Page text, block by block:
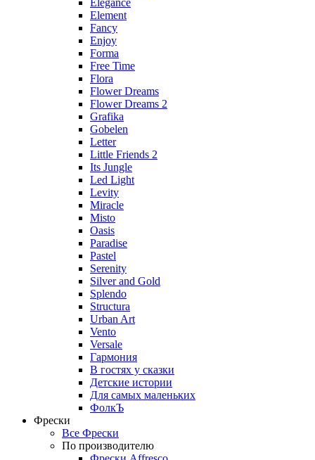
Elegance
Element
Fancy
Enjoy
Forma
Free Time
Flora
Flower Dreams
Flower Dreams 2
Grafika
Gobelen
Letter
Little Friends 2
Its Jungle
Led Light
Levity
Miracle
Misto
Oasis
Paradise
Pastel
Serenity
Silver and Gold
Splendo
Structura
Urban Art
Vento
Versale
Гармония
В гостях у сказки
Детские истории
Для самых маленьких
ФолкЪ
Фрески
Все Фрески
По производителю